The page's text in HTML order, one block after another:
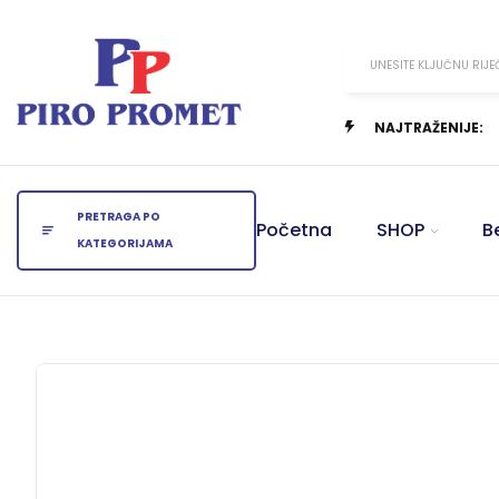
UNESITE KLJUČNU
NAJTRAŽENIJE:
PRETRAGA PO
KATEGORIJAMA
Početna SHOP